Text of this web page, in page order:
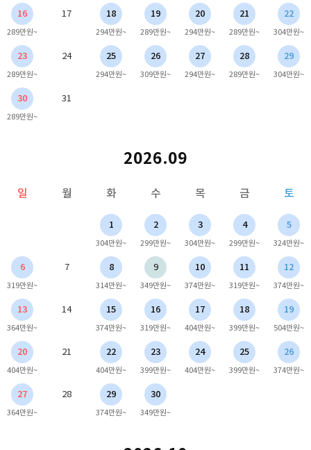
16
289만원~
17 18
294만원~
19
289만원~
20
294만원~
21
289만원~
22
304만원~
23
289만원~
24 25
294만원~
26
309만원~
27
294만원~
28
289만원~
29
304만원~
30
289만원~
31
2026.09
일 월 화 수 목 금 토
1
304만원~
2
299만원~
3
304만원~
4
299만원~
5
324만원~
6
319만원~
7 8
314만원~
9
349만원~
10
374만원~
11
319만원~
12
374만원~
13
364만원~
14 15
374만원~
16
319만원~
17
404만원~
18
399만원~
19
504만원~
20
404만원~
21 22
404만원~
23
399만원~
24
404만원~
25
399만원~
26
374만원~
27
364만원~
28 29
374만원~
30
349만원~